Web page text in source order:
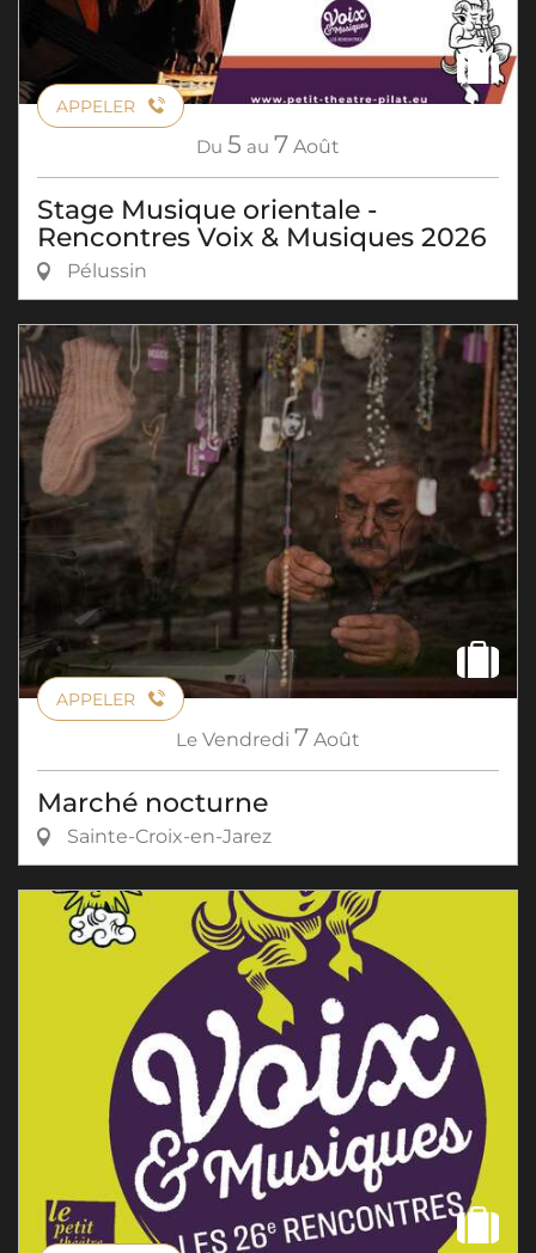
APPELER
Du 5 au 7 Août
Stage Musique orientale -
Rencontres Voix & Musiques 2026
Pélussin
APPELER
Le Vendredi 7 Août
Marché nocturne
Sainte-Croix-en-Jarez